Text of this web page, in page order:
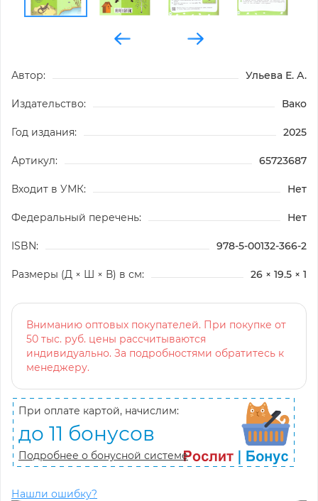
Автор: Ульева Е. А.
Издательство: Вако
Год издания: 2025
Артикул: 65723687
Входит в УМК: Нет
Федеральный перечень: Нет
ISBN: 978-5-00132-366-2
Размеры (Д × Ш × В) в см: 26 × 19.5 × 1
Вниманию оптовых покупателей. При покупке от
50 тыс. руб. цены рассчитываются
индивидуально. За подробностями обратитесь к
менеджеру.
При оплате картой, начислим:
до 11 бонусов
Подробнее о бонусной системе
Нашли ошибку?